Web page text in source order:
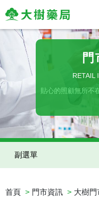
大
樹
連
鎖
藥
局
門
RETAIL
貼心的照顧無所不
副選單
首頁 門市資訊 大樹門